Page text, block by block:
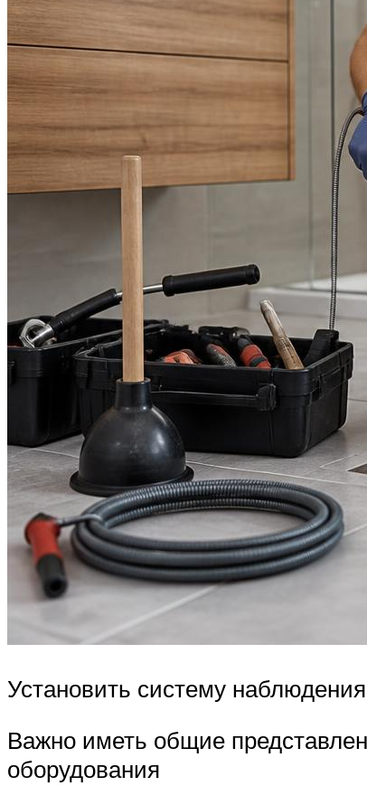
Установить систему
Важно иметь общие
оборудования